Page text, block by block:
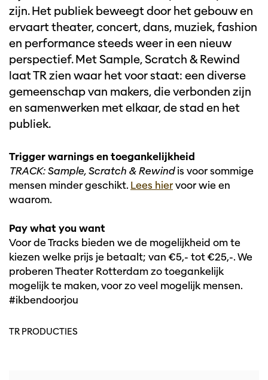
zijn. Het publiek beweegt door het gebouw en
ervaart theater, concert, dans, muziek, fashion
en performance steeds weer in een nieuw
perspectief. Met Sample, Scratch & Rewind
laat TR zien waar het voor staat: een diverse
gemeenschap van makers, die verbonden zijn
en samenwerken met elkaar, de stad en het
publiek.
Trigger warnings en toegankelijkheid
TRACK: Sample, Scratch & Rewindis voor sommige
mensen minder geschikt. Lees hiervoor wie en
waarom.
Pay what you want
Voor de Tracks bieden we de mogelijkheid om te
kiezen welke prijs je betaalt; van €5,- tot €25,-. We
proberen Theater Rotterdam zo toegankelijk
mogelijk te maken, voor zo veel mogelijk mensen.
#ikbendoorjou
TR PRODUCTIES